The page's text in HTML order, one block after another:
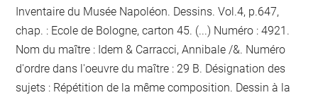
Inventaire du Musée Napoléon. Dessins. Vol.4, p.647,
chap. : Ecole de Bologne, carton 45. (...) Numéro : 4921.
Nom du maître : Idem & Carracci, Annibale /&. Numéro
d'ordre dans l'oeuvre du maître : 29 B. Désignation des
sujets : Répétition de la même composition. Dessin à la